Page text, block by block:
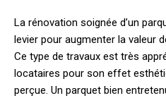
La rénovation soignée d’un
levier pour augmenter la valeur
Ce type de travaux est très
locataires pour son effet
perçue. Un parquet bien